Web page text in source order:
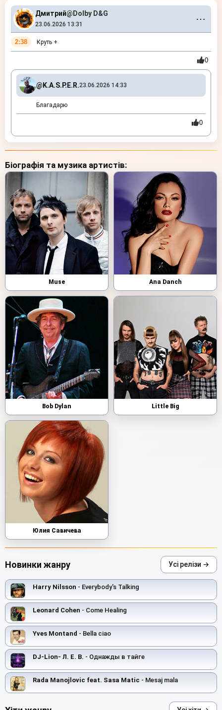
Дмитрий@Dolby D&G
23.06.2026 13:31 ⋯
2:38 Круть +
0
@K.A.S.P.E.R.23.06.2026 14:33
Благадарю
0
Біографія та музика артистів:
Muse Ana Danch
Bob Dylan Little Big
Юлия Савичева
Новинки жанру Усі релізи →
Harry Nilsson - Everybody's Talking
Leonard Cohen - Come Healing
Yves Montand - Bella ciao
DJ-Lion- Л. Е. В. - Однажды в тайге
Rada Manojlovic feat. Sasa Matic - Mesaj mala